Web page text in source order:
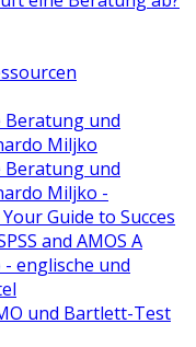
Beratung und
Miljko
Beratung und
Miljko -
Guide to Succes
and AMOS A
englische und
und Bartlett-Test